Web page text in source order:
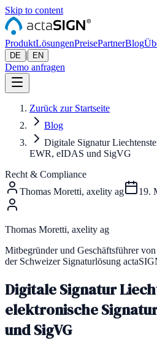
Skip to content
ProduktLösungenPreisePartnerBlog
DE | EN
Demo anfragen
Zurück zur Startseite
Blog
Digitale Signatur
EWR, eIDAS und SigVG
Recht & Compliance
Thomas Moretti, axelity ag
19.
Thomas Moretti, axelity ag
Mitbegründer und Geschäftsführer
der Schweizer Signaturlösung
Digitale Signatur
elektronische
und SigVG